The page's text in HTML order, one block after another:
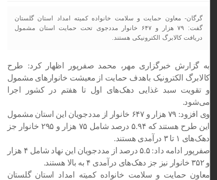
گرگان- معاون حمایت و سلامت خانواده کمیته امداد استان گلستان
گفت: ۷۹ هزار و ۶۴۷ خانوار مددجوی تحت حمایت استان مشمول
دریافت کالابرگ الکترونیکی هستند.
به گزارش خبرگزاری مهر، محمد صفرپور اظهار کرد: طرح
کالابرگ الکترونیک باهدف حمایت از معیشت خانوارهای مشمول
و تقویت سبد غذایی دهک‌های اول تا هفتم در کشور اجرا
می‌شود.
وی افزود: ۷۹ هزار و ۶۴۷ خانوار از مددجویان این استان مشمول
این طرح هستند که ۵.۹۴ درصد شامل ۷۵ هزار و ۲۹۵ خانوار جز
دهک‌های ۱ تا ۳ درآمدی هستند.
صفرپور ادامه داد: ۵.۵ درصد از مددجویان این نهاد شامل ۴ هزار
معاون حمایت و سلامت خانواده کمیته امداد استان گلستان